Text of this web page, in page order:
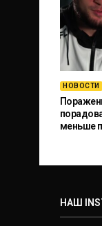
НОВОСТИ
меньше
НАШ